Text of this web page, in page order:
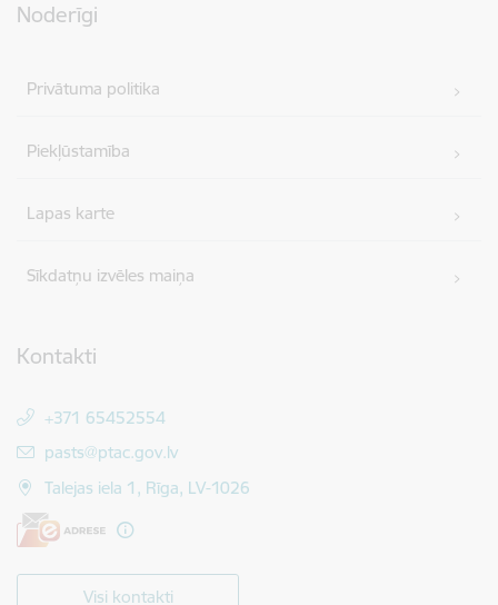
Noderīgi
Privātuma politika
Piekļūstamība
Lapas karte
Sīkdatņu izvēles maiņa
Kontakti
+371 65452554
E-pasts:
pasts@ptac.gov.lv
Talejas iela 1, Rīga, LV-1026
Visi kontakti